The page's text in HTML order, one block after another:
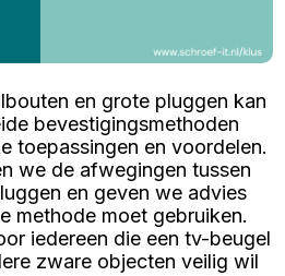
en grote pluggen kan
bevestigingsmethoden
toepassingen en voordelen.
we de afwegingen tussen
en geven we advies
methode moet gebruiken.
iedereen die een tv-beugel
zware objecten veilig wil